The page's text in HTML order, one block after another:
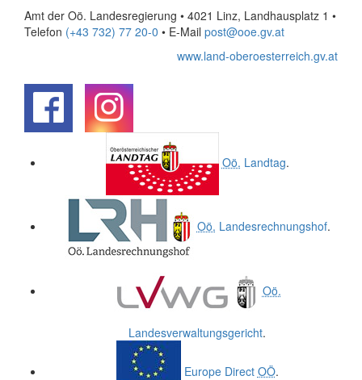
Amt der Oö. Landesregierung • 4021 Linz, Landhausplatz 1 •
Telefon (+43 732) 77 20-0 • E-Mail post@ooe.gv.at
www.land-oberoesterreich.gv.at
Oö. Landtag.
Oö. Landesrechnungshof.
Oö.
Landesverwaltungsgericht.
Europe Direct OÖ.